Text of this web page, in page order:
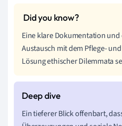
Eine klare Dokumentation
Austausch mit dem Pflege-
Lösung ethischer Dilemmata
Ein tieferer Blick offenbart,